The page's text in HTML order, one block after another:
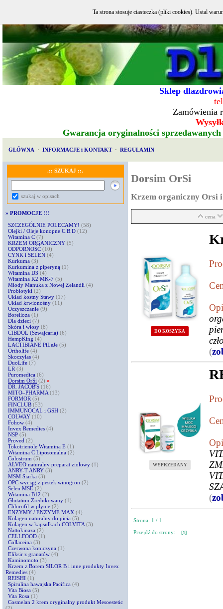
Sklep
Zamówienia
Gwarancja oryginalności
GŁÓWNA · INFORMACJE i KONTAKT · REGULAMIN
.:: SZUKAJ ::.
szukaj w opisach
» PROMOCJE !!!
SZCZEGÓLNIE POLECAMY! (58)
Olejki / Oleje konopne C.B.D (12)
Witamina C (7)
KRZEM ORGANICZNY (5)
ODPORNOŚĆ (10)
CYNK i SELEN (4)
Kurkuma (3)
Kurkumina z piperyną (1)
Witamina D3 (4)
Witamina K2 MK-7 (5)
Miody Manuka z Nowej Zelandii (4)
Probiotyki (2)
Układ kostny Stawy (17)
Układ krwionośny (11)
Oczyszczanie (9)
Borelioza (1)
Dla dzieci (7)
Skóra i włosy (8)
CIBDOL (Szwajcaria) (6)
HempKing (4)
LACTIBIANE PiLeJe (5)
Ortholife (4)
Skoczylas (4)
DuoLife (7)
LR (3)
Puromedica (6)
Dorsim OrSi (2) »
DR. JACOB'S (16)
MITO–PHARMA (13)
FORMOR (5)
FINCLUB (53)
IMMUNOCAL i GSH (2)
COLWAY (10)
Fohow (4)
Invex Remedies (4)
NSP (5)
Proved (2)
Tokotrienole Witamina E (1)
Witamina C Liposomalna (2)
Colostrum (5)
ALVEO naturalny preparat ziołowy (1)
ANRY-T ANRY (3)
MSM Siarka (3)
OPC wyciąg z pestek winogron (2)
Selen MSE (2)
Witamina B12 (2)
Glutation Zredukowany (1)
Chlorofil w płynie (2)
ENZYMY / ENZYME MAX (4)
Kolagen naturalny do picia (5)
Kolagen w kapsułkach COLVITA (3)
Nattokinaza (2)
CELLFOOD (1)
Collaceina (3)
Czerwona koniczyna (1)
Eliksir z granatów (4)
Kaminomoto (3)
Krzem z Borem SILOR B i inne produkty Invex
Remedies (4)
REISHI (1)
Spirulina hawajska Pacifica (4)
Vita Biosa (5)
Vita Rosa (1)
Cosmelan 2 krem oryginalny produkt Mesoestetic
Dorsim OrSi
Krzem organiczny Orsi
cena
DO KOSZYKA
(
WYPRZEDANY
(
Strona: 1 / 1
Przejdź do strony:
[1]
Ta strona stosuje ciasteczka (pliki cookies). Ustal